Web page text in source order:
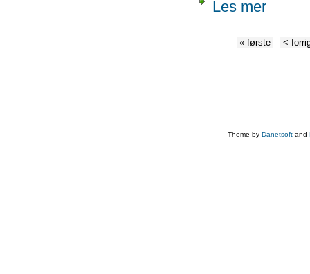
Les mer
« første <
Theme by Danetsoft and